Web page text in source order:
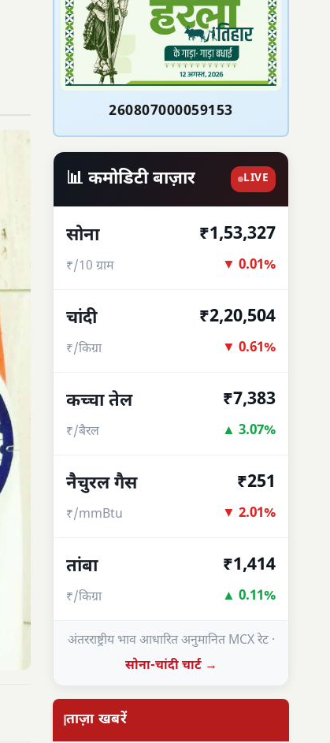
260807000059153
📊 कमोडिटी बाज़ार LIVE
सोना
₹/10 ग्राम
₹1,53,327
▼ 0.01%
चांदी
₹/किग्रा
₹2,20,504
▼ 0.61%
कच्चा तेल
₹/बैरल
₹7,383
▲ 3.07%
नैचुरल गैस
₹/mmBtu
₹251
▼ 2.01%
तांबा
₹/किग्रा
₹1,414
▲ 0.11%
अंतरराष्ट्रीय भाव आधारित अनुमानित MCX रेट ·
सोना-चांदी चार्ट →
ताज़ा खबरें